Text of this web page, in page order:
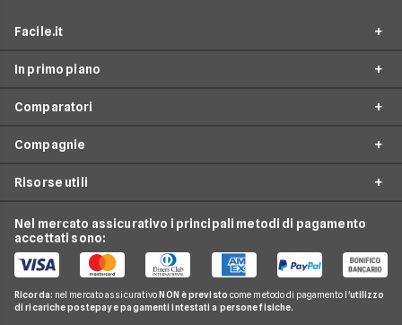
Facile.it
Assicurazioni
Prestiti
Conti e Carte
Telefonia Mobile
Pay TV
Noleggio Lungo Termine
In primo piano
Offerte Fibra
Offerte ADSL
Offerte Internet Casa
Offerte Internet Partita Iva
Internet senza linea fissa
Comparatori
Migliore Connessione Internet
Offerte Internet Satellitare
Internet Seconda Casa
Offerte Internet Illimitato
Compagnie
Vodafone
Fastweb
Linkem
Tiscali
Risorse utili
Verifica Copertura Fibra Ottica
Internet Speed Test
Guide Internet Casa
Argomenti in evidenza internet casa
Nel mercato assicurativo i principali metodi di pagamento
accettati sono:
Ricorda: nel mercato assicurativo NON è previsto come metodo di pagamento l'utilizzo
di ricariche postepay e pagamenti intestati a persone fisiche.